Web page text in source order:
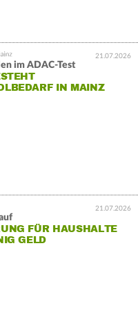
21.07.2026
im ADAC-Test
IN MAINZ
21.07.2026
FÜR HAUSHALTE
GELD